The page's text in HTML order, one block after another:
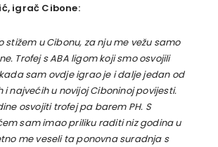
igrač Cibone:
stižem u Cibonu, za nju me vežu samo
Trofej s ABA ligom koji smo osvojili
sam ovdje igrao je i dalje jedan od
i najvećih u novijoj Ciboninoj povijesti.
osvojiti trofej pa barem PH. S
sam imao priliku raditi niz godina u
me veseli ta ponovna suradnja s